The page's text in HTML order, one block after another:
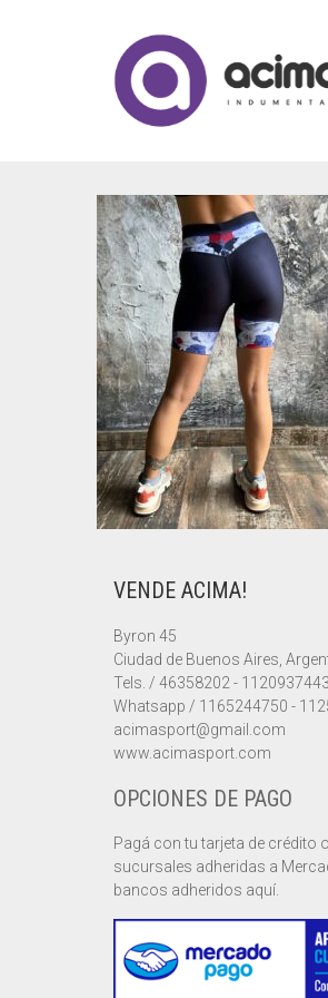
VENDE ACIMA!
Byron 45
Ciudad de Buenos Aires,
Tels. / 46358202 - 1120937443
Whatsapp / 1165244750 -
acimasport@gmail.com
www.acimasport.com
OPCIONES DE PAGO
Pagá con tu tarjeta de crédito
sucursales adheridas a
bancos adheridos aquí.